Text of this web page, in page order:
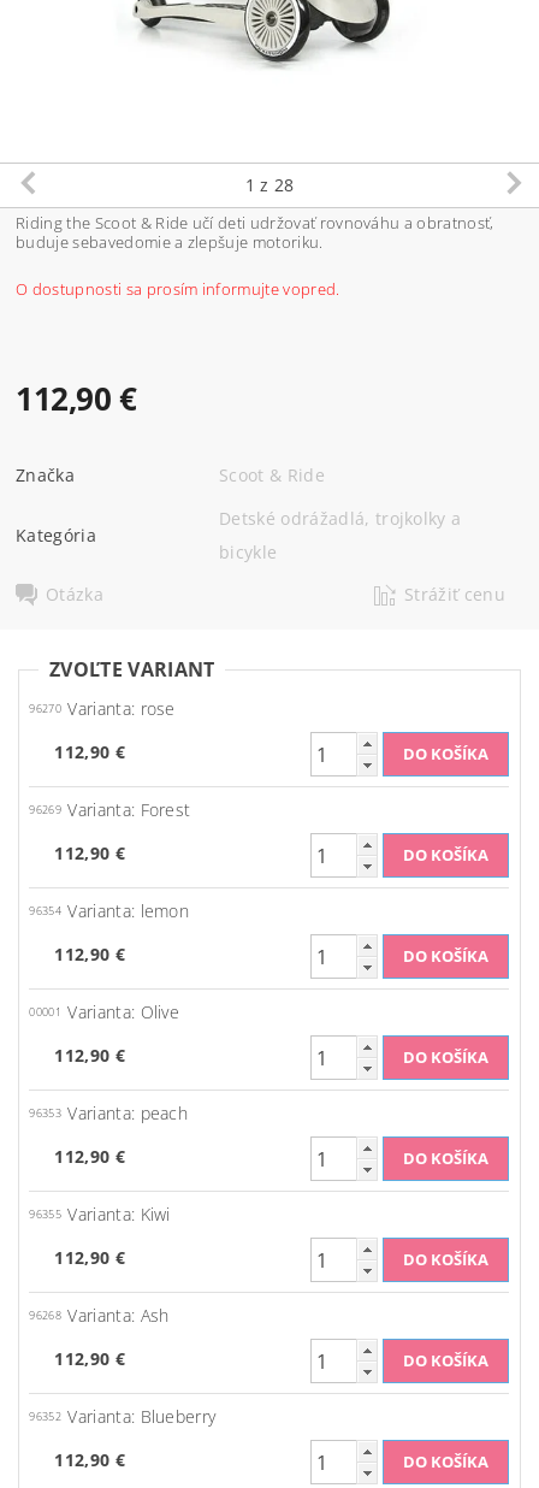
1 z 28
Riding the Scoot & Ride učí deti udržovať rovnováhu a obratnosť,
buduje sebavedomie a zlepšuje motoriku.
O dostupnosti sa prosím informujte vopred.
112,90 €
Značka Scoot & Ride
Kategória
Detské odrážadlá, trojkolky a
bicykle
Otázka
Strážiť cenu
ZVOĽTE VARIANT
96270 Varianta: rose
112,90 €
96269 Varianta: Forest
112,90 €
96354 Varianta: lemon
112,90 €
00001
Varianta: Olive
112,90 €
96353 Varianta: peach
112,90 €
96355 Varianta: Kiwi
112,90 €
96268 Varianta: Ash
112,90 €
96352 Varianta: Blueberry
112,90 €